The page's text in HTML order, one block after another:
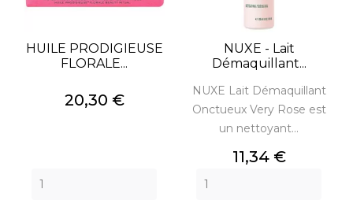
HUILE PRODIGIEUSE
FLORALE...
Prix
20,30 €
NUXE - Lait
Démaquillant...
NUXE Lait Démaquillant
Onctueux Very Rose est
un nettoyant...
Prix
11,34 €